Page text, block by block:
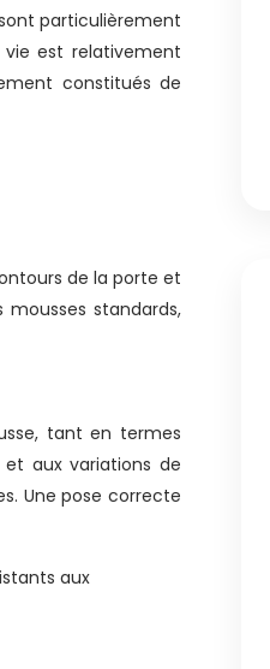
particulièrement
est relativement
constitués de
de la porte et
standards,
tant en termes
et aux variations de
Une pose correcte
aux